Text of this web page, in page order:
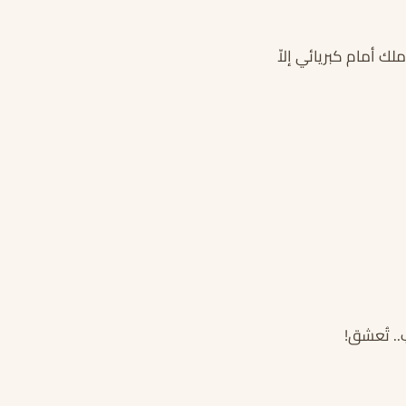
أمام كبريائي إلاّ
تُعشق!